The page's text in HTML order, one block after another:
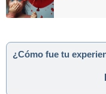
¿Cómo fue tu